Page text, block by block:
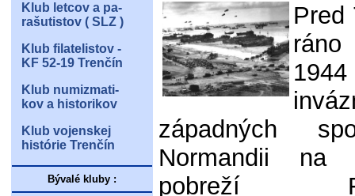
Klub letcov a pa-
rašutistov ( SLZ )
Klub filatelistov -
KF 52-19 Trenčín
Klub numizmati-
kov a historikov
Klub vojenskej
histórie Trenčín
Bývalé kluby :
Pred
západných
Normandii na
pobreží